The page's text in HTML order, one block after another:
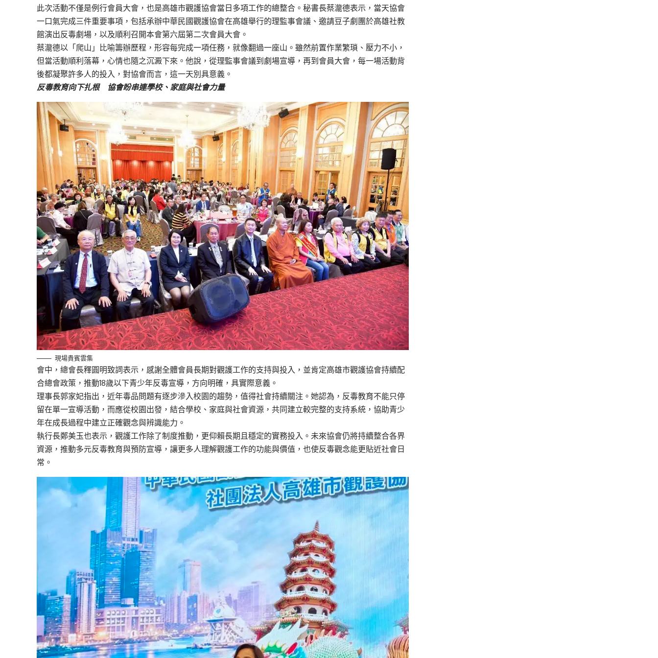
此次活動不僅是例行會員大會，也是高雄市觀護協會當日多項工作的總整合。秘書長蔡瀧德表示，當天協會
一口氣完成三件重要事項，包括承辦中華民國觀護協會在高雄舉行的理監事會議、邀請豆子劇團於高雄社教
館演出反毒劇場，以及順利召開本會第六屆第二次會員大會。
蔡瀧德以「爬山」比喻籌辦歷程，形容每完成一項任務，就像翻過一座山。雖然前置作業繁瑣、壓力不小，
但當活動順利落幕，心情也隨之沉澱下來。他說，從理監事會議到劇場宣導，再到會員大會，每一場活動背
後都凝聚許多人的投入，對協會而言，這一天別具意義。
反毒教育向下扎根 協會盼串連學校、家庭與社會力量
現場貴賓雲集
會中，總會長釋圓明致詞表示，感謝全體會員長期對觀護工作的支持與投入，並肯定高雄市觀護協會持續配
合總會政策，推動18歲以下青少年反毒宣導，方向明確，具實際意義。
理事長郭家妃指出，近年毒品問題有逐步滲入校園的趨勢，值得社會持續關注。她認為，反毒教育不能只停
留在單一宣導活動，而應從校園出發，結合學校、家庭與社會資源，共同建立較完整的支持系統，協助青少
年在成長過程中建立正確觀念與辨識能力。
執行長鄭美玉也表示，觀護工作除了制度推動，更仰賴長期且穩定的實務投入。未來協會仍將持續整合各界
資源，推動多元反毒教育與預防宣導，讓更多人理解觀護工作的功能與價值，也使反毒觀念能更貼近社會日
常。